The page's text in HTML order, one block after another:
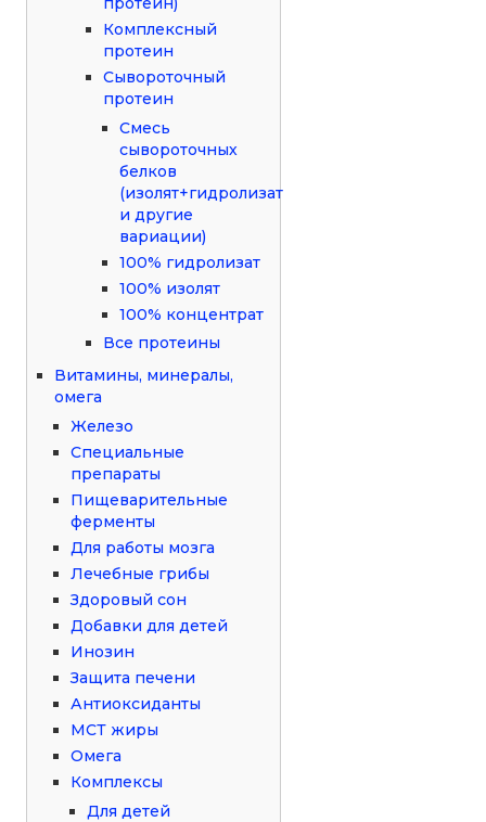
Комплексный
протеин
Сывороточный
протеин
Смесь
сывороточных
белков
(изолят+гидролизат
и другие
вариации)
100% гидролизат
100% изолят
100% концентрат
Все протеины
Витамины, минералы,
омега
Железо
Специальные
препараты
Пищеварительные
ферменты
Для работы мозга
Лечебные грибы
Здоровый сон
Добавки для детей
Инозин
Защита печени
Антиоксиданты
МСТ жиры
Омега
Комплексы
Для детей